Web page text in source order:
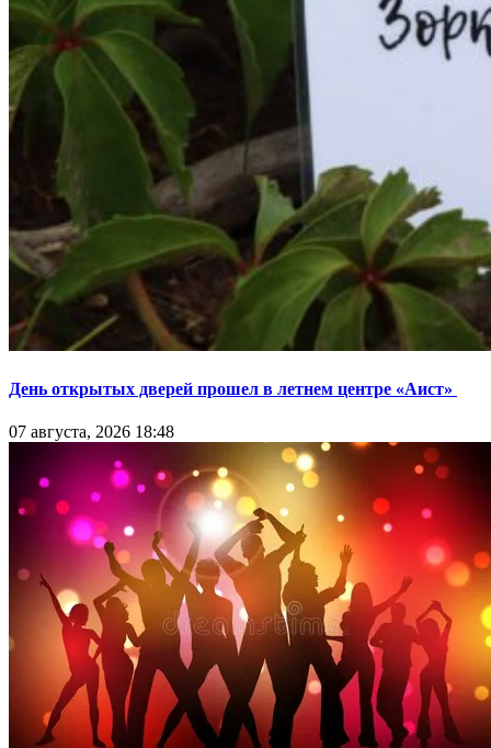
День открытых дверей прошел в летнем центре «Аист»
07 августа, 2026 18:48